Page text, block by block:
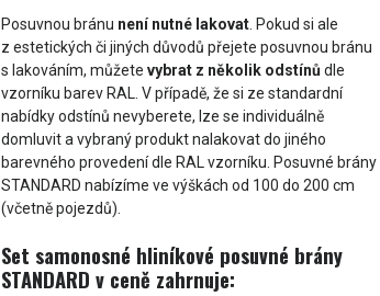
Posuvnou bránu není nutné lakovat. Pokud si ale
z estetických či jiných důvodů přejete posuvnou bránu
s lakováním, můžetevybrat z několik odstínůdle
vzorníku barev RAL. V případě, že si ze standardní
nabídky odstínů nevyberete, lze se individuálně
domluvit a vybraný produkt nalakovat do jiného
barevného provedení dle RAL vzorníku. Posuvné brány
STANDARD nabízíme ve výškách od 100 do 200 cm
(včetně pojezdů).
Set samonosné hliníkové posuvné brány
STANDARD v ceně zahrnuje: